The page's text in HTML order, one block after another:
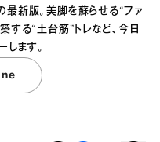
最新版。美脚を蘇らせる“ファ
する“土台筋”トレなど、今日
します。